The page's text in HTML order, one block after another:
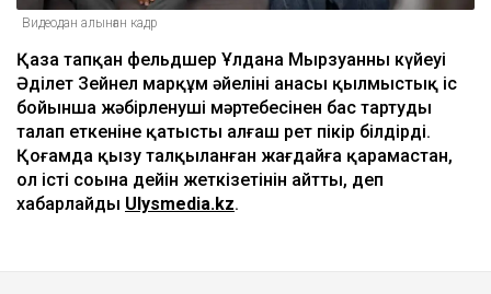
Видеодан алынған кадр
Қаза тапқан фельдшер Ұлдана Мырзуанның күйеуі
Әділет Зейнел марқұм әйелінің анасы қылмыстық іс
бойынша жәбірленуші мәртебесінен бас тартуды
талап еткеніне қатысты алғаш рет пікір білдірді.
Қоғамда қызу талқыланған жағдайға қарамастан,
ол істі соңына дейін жеткізетінін айтты, деп
хабарлайды Ulysmedia.kz.